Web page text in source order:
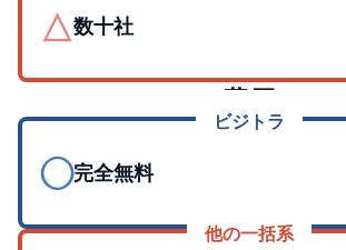
△数十社
費用
ビジトラ
◯完全無料
他の一括系